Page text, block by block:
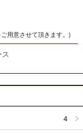
用意させて頂きます。)
4